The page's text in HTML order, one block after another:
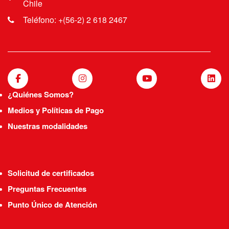
Chile
Teléfono: +(56-2) 2 618 2467
¿Quiénes Somos?
Medios y Políticas de Pago
Nuestras modalidades
Solicitud de certificados
Preguntas Frecuentes
Punto Único de Atención